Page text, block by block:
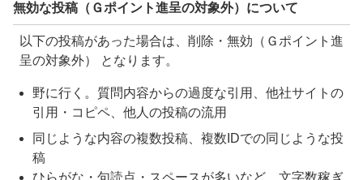
無効な投稿（Ｇポイント進呈の対象外）について
以下の投稿があった場合は、削除・無効（Ｇポイント進
呈の対象外） となります。
野に行く。質問内容からの過度な引用、他社サイトの
引用・コピペ、他人の投稿の流用
同じような内容の複数投稿、複数IDでの同じような投
稿
ひらがな・句読点・スペースが多いなど、文字数稼ぎ